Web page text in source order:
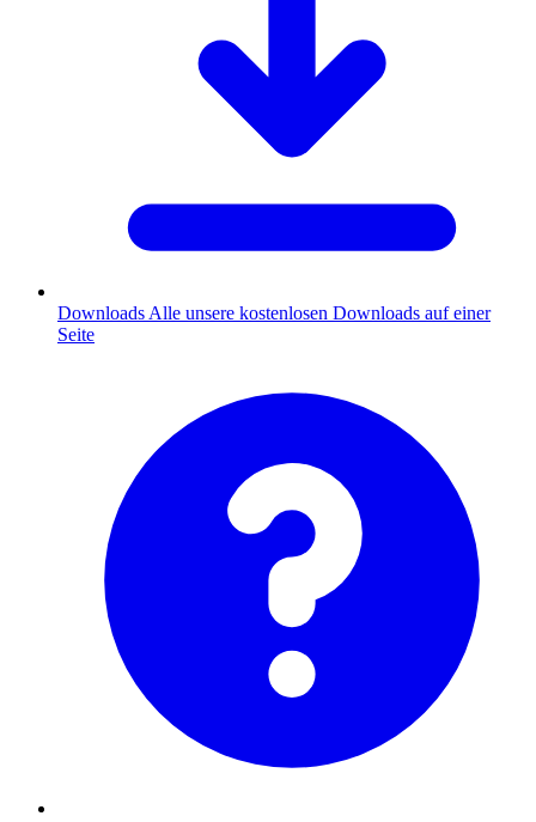
Downloads Alle unsere kostenlosen Downloads auf einer
Seite